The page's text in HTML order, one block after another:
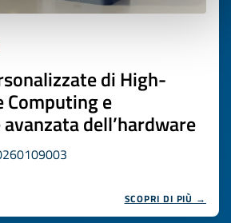
di High-
Computing e
dell’hardware
SCOPRI DI PIÙ →